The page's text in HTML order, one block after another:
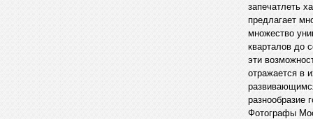
запечатлеть
предлагает
множество
кварталов до
эти
отражается в
разнообразие
Фотографы